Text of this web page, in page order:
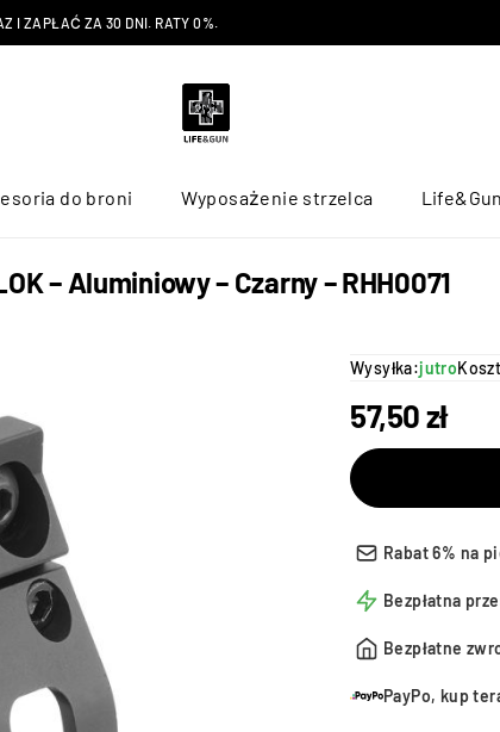
I ZAPŁAĆ ZA 30 DNI. RATY 0%.
do broni Wyposażenie strzelca
– Aluminiowy – Czarny – RHH0071
Wysyłka:jutro
57,50zł
Rabat 6% na
Bezpłatna
Bezpłatne
PayPo, kup